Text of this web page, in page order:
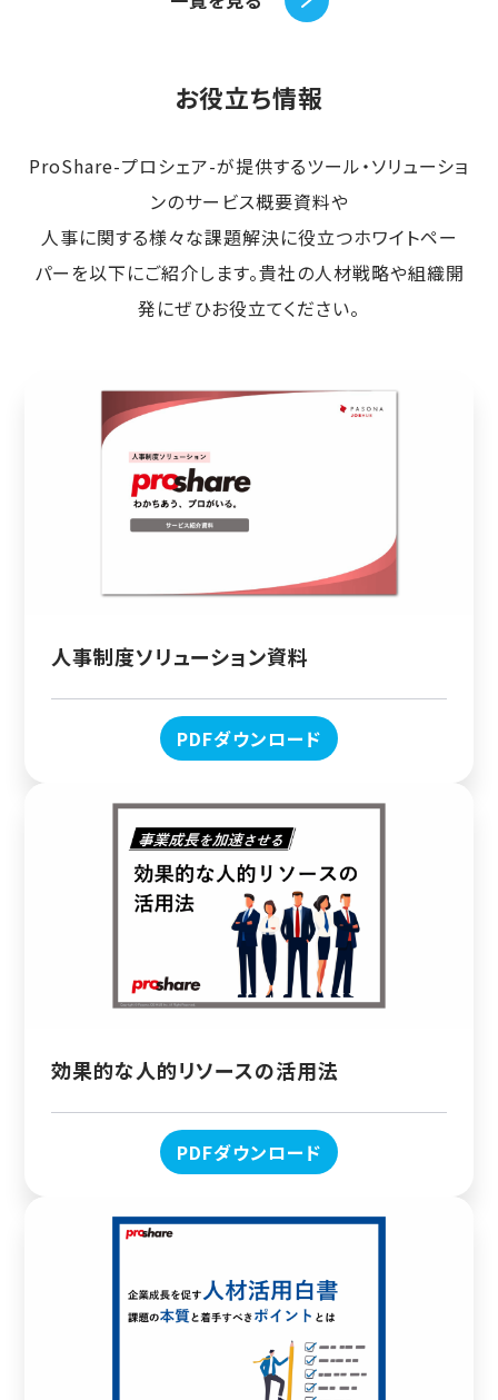
お役立ち情報
ProShare-プロシェア-が提供するツール・ソリューショ
ンのサービス概要資料や
人事に関する様々な課題解決に役立つホワイトペー
パーを以下にご紹介します。貴社の人材戦略や組織開
発にぜひお役立てください。
人事制度ソリューション資料
PDFダウンロード
効果的な人的リソースの活用法
PDFダウンロード